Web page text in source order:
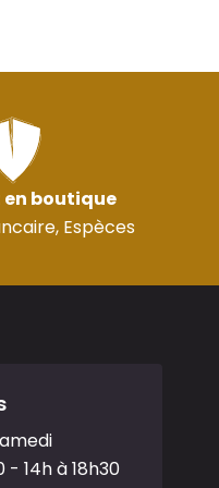
en boutique
Espèces
- 14h à 18h30